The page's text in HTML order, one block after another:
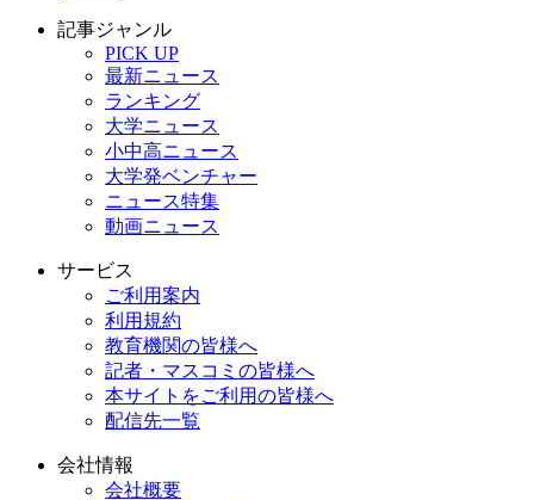
記事ジャンル
PICK UP
最新ニュース
ランキング
大学ニュース
小中高ニュース
大学発ベンチャー
ニュース特集
動画ニュース
サービス
ご利用案内
利用規約
教育機関の皆様へ
記者・マスコミの皆様へ
本サイトをご利用の皆様へ
配信先一覧
会社情報
会社概要